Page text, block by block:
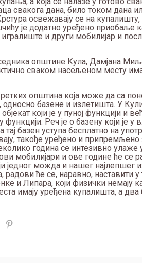
свакога дана, било током дана
освежавају се на
је додатно уређено приобаље
и други мобилијар и
општине Кула, Дамјана
сваком насељеном месту
ретких општина која може да са
базене и излетишта. У
објекат који је у пуној функцији и
функцији. Реч је о базену који је
тај базен уступа бесплатно на
такође уређено и
година се интезивно улаже
мобилијари и ове године ће се
једног можда и нашег најлепшег
радови ће се, наравно, наставити
и Липара, који физички немају
имају уређена купалишта, а